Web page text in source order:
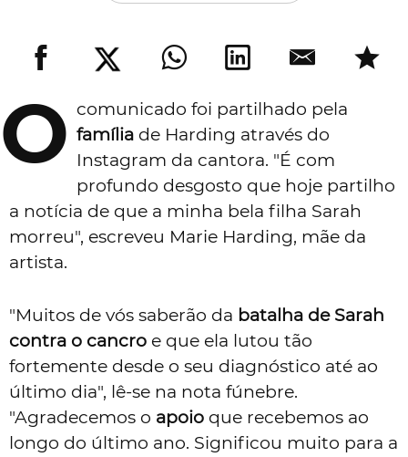
O comunicado foi partilhado pela
família de Harding através do
Instagram da cantora. "É com
profundo desgosto que hoje partilho
a notícia de que a minha bela filha Sarah
morreu", escreveu Marie Harding, mãe da
artista.
"Muitos de vós saberão da batalha de Sarah
contra o cancro e que ela lutou tão
fortemente desde o seu diagnóstico até ao
último dia", lê-se na nota fúnebre.
"Agradecemos o apoio que recebemos ao
longo do último ano. Significou muito para a